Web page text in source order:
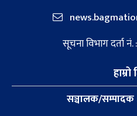
सूचना विभाग दर्ता
सञ्चालक/सम्पादक